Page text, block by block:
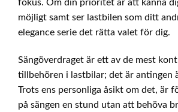
fokus. Om din prioritet är att känna
möjligt samt ser lastbilen som ditt
elegance serie det rätta valet för dig.
Sängöverdraget är ett av de mest
tillbehören i lastbilar; det är antingen
Trots ens personliga åsikt om det, är
på sängen en stund utan att behöva